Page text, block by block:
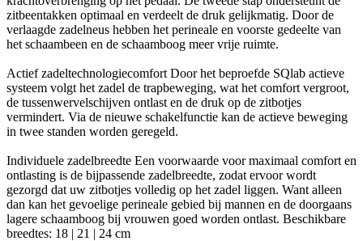
zitbeentakken optimaal en verdeelt de druk gelijkmatig. Door de
verlaagde zadelneus hebben het perineale en voorste gedeelte van
het schaambeen en de schaamboog meer vrije ruimte.
Actief zadeltechnologiecomfort Door het beproefde SQlab actieve
systeem volgt het zadel de trapbeweging, wat het comfort vergroot,
de tussenwervelschijven ontlast en de druk op de zitbotjes
vermindert. Via de nieuwe schakelfunctie kan de actieve beweging
in twee standen worden geregeld.
Individuele zadelbreedte Een voorwaarde voor maximaal comfort en
ontlasting is de bijpassende zadelbreedte, zodat ervoor wordt
gezorgd dat uw zitbotjes volledig op het zadel liggen. Want alleen
dan kan het gevoelige perineale gebied bij mannen en de doorgaans
lagere schaamboog bij vrouwen goed worden ontlast. Beschikbare
breedtes: 18 | 21 | 24 cm